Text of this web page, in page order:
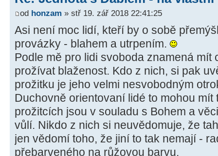
od honzam » stř 19. zář 2018 22:41:25
Asi není moc lidí, kteří by o sobě
provázky - blahem a utrpením.
Podle mě pro lidi svoboda znamená mít
prožívat blaženost. Kdo z nich, si pak
prožitku je jeho velmi nesvobodným
Duchovně orientovaní lidé to mohou
prožitcích jsou v souladu s Bohem a
vůlí. Nikdo z nich si neuvědomuje, že
jen vědomí toho, že jiní to tak nemají -
přebarveného na růžovou barvu.